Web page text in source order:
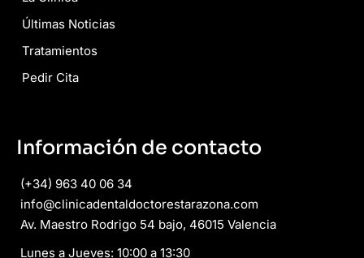
Últimas Noticias
Tratamientos
Pedir Cita
Información de contacto
(+34) 963 40 06 34
info@clinicadentaldoctorestarazona.com
Av. Maestro Rodrigo 54 bajo, 46015 Valencia
Lunes a Jueves: 10:00 a 13:30